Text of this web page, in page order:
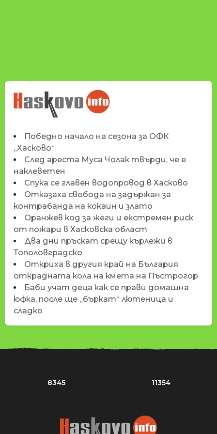
НОВИНИТЕ НА
HASKOVO.INFO
Победно начало на сезона за ОФК
„Хасково“
След ареста Муса Чолак твърди, че е
наклеветен
Спука се главен водопровод в Хасково
Отказаха свобода на задържан за
контрабанда на кокаин и злато
Оранжев код за жеги и екстремен риск
от пожари в Хасковска област
Два дни пръскат срещу кърлежи в
Тополовградско
Откриха в другия край на България
открадната кола на кмета на Пъстрогор
Баби учат деца как се прави домашна
юфка, после ще „бъркат“ лютеница и
сладко
8345 11354